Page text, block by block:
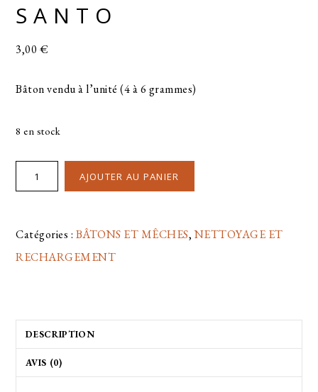
SANTO
3,00 €
Bâton vendu à l’unité (4 à 6 grammes)
8 en stock
AJOUTER AU PANIER
Catégories : BÂTONS ET MÊCHES,NETTOYAGE ET
RECHARGEMENT
DESCRIPTION
AVIS (0)